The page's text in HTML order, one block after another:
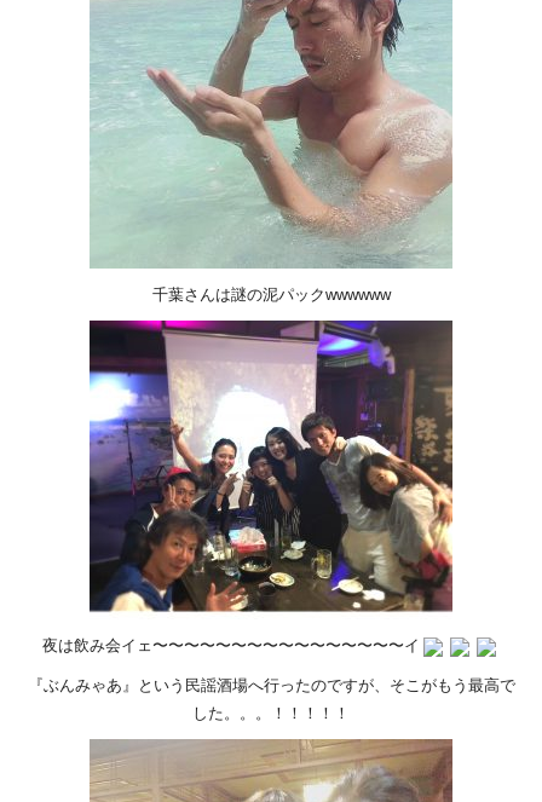
千葉さんは謎の泥パックwwwwww
夜は飲み会イェ〜〜〜〜〜〜〜〜〜〜〜〜〜〜〜〜イ
『ぶんみゃあ』という民謡酒場へ行ったのですが、そこがもう最高で
した。。。！！！！！